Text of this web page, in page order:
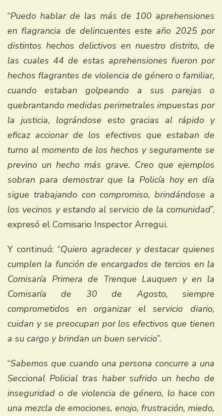
“Puedo hablar de las más de 100 aprehensiones
en flagrancia de delincuentes este año 2025 por
distintos hechos delictivos en nuestro distrito, de
las cuales 44 de estas aprehensiones fueron por
hechos flagrantes de violencia de género o familiar,
cuando estaban golpeando a sus parejas o
quebrantando medidas perimetrales impuestas por
la justicia, lográndose esto gracias al rápido y
eficaz accionar de los efectivos que estaban de
turno al momento de los hechos y seguramente se
previno un hecho más grave. Creo que ejemplos
sobran para demostrar que la Policía hoy en día
sigue trabajando con compromiso, brindándose a
los vecinos y estando al servicio de la comunidad”,
expresó el Comisario Inspector Arregui.
Y continuó: “Quiero agradecer y destacar quienes
cumplen la función de encargados de tercios en la
Comisaría Primera de Trenque Lauquen y en la
Comisaría de 30 de Agosto, siempre
comprometidos en organizar el servicio diario,
cuidan y se preocupan por los efectivos que tienen
a su cargo y brindan un buen servicio”.
“Sabemos que cuando una persona concurre a una
Seccional Policial tras haber sufrido un hecho de
inseguridad o de violencia de género, lo hace con
una mezcla de emociones, enojo, frustración, miedo,